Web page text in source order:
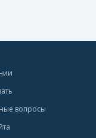
вопросы